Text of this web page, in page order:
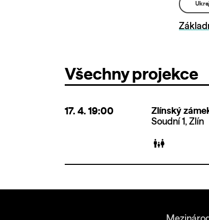
Všechny projekce
17. 4. 19:00
Zlínský
Soudní 1, Zlín